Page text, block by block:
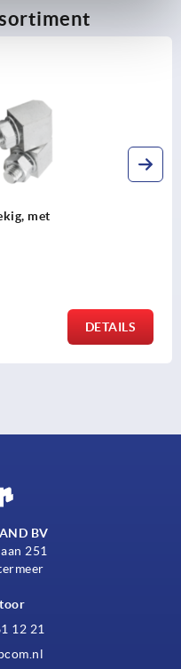
uit kunststof met
verzendkosten
BV
251
12 21